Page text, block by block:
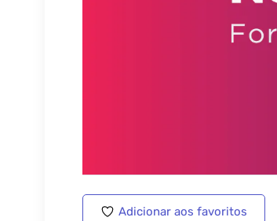
Adicionar aos favoritos